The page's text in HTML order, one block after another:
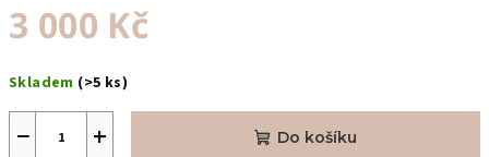
3 000 Kč
cena:
Skladem (>5 ks)
+
− Do košíku